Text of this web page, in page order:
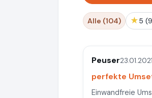
Alle (104) ★ 5
Peuser23.01.2021
perfekte
Einwandfreie